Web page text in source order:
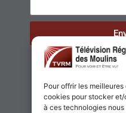
Pour offrir les
cookies pour stocker
à ces technologies